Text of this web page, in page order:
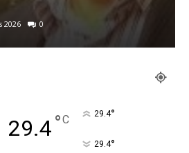
2026 0
29.4°C 29.4°
29.4°